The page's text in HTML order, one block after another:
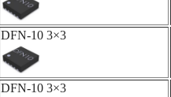
DFN-10 3×3
DFN-10 3×3